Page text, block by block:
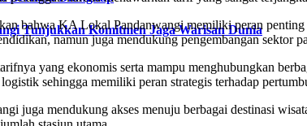
Tunjukkan Komitmen Jaga Warisan Dunia
bahwa KA Lokal Pandanwangi memiliki peran
namun juga mendukung pengembangan sektor
yang ekonomis serta mampu menghubungkan
sehingga memiliki peran strategis terhadap
juga mendukung akses menuju berbagai destinasi